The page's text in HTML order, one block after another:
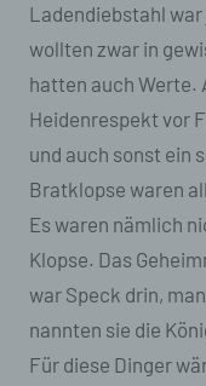
Ladendiebstahl
wollten zwar in
hatten auch Werte.
Heidenrespekt vor
und auch sonst ein
Bratklopse waren
Es waren nämlich
Klopse. Das
war Speck drin,
nannten sie die
Für diese Dinger